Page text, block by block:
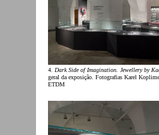
4. Dark Side of Imagination. Jewellery by
geral da exposição. Fotografias Karel
ETDM